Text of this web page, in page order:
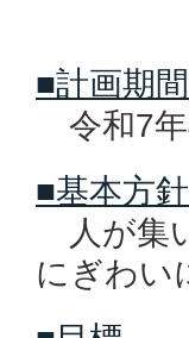
■計画期間
令和7年
■基本方針
人が集
にぎわい